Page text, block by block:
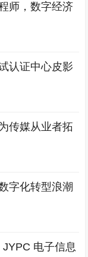
师，数字经济
认证中心皮影
传媒从业者拓
字化转型浪潮
电子信息